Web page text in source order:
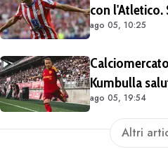
con l'Atletico.
Liga per gol e
ago 05, 10:25
Kumbulla
Spagna
ago 05, 19:54
Altri